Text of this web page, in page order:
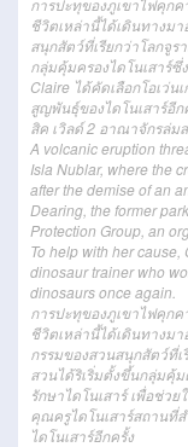
การปะทุของภูเขาไฟคุกค
ชีวิตเหล่านี้ได้เดินทางม
สนุกสัตว์ที่เรียกว่าโลกจู
กลุ่มคุ้มครองไดโนเสาร์ซึ่
Claire ได้คัดเลือกโอเว่
สูญพันธุ์ของไดโนเสาร์อีก
สิค เวิลด์2 อาณาจักรล่ม
A volcanic eruption
Isla Nublar, where the
after the demise of an
Dearing, the former
Protection Group, an
To help with her
dinosaur trainer who
dinosaurs once again.
การปะทุของภูเขาไฟคุกค
ชีวิตเหล่านี้ได้เดินทางมา
กรรมของสวนสนุกสัตว์ที่เ
สวนได้ริเริ่มตั้งขึ้นกลุ่มคุ้ม
รักษาไดโนเสาร์ เพื่อช่วย
คุณครูไดโนเสาร์สถานที่
ไดโนเสาร์อีกครั้ง